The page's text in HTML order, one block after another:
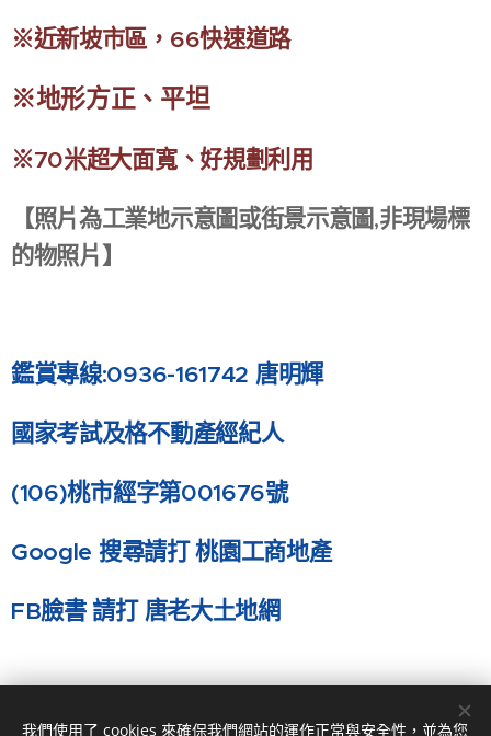
※近新坡市區，66快速道路
※地形方正、平坦
※70米超大面寬、好規劃利用
【照片為工業地示意圖或街景示意圖,非現場標
的物照片】
鑑賞專線:0936-161742 唐明輝
國家考試及格不動產經紀人
(106)桃市經字第001676號
Google 搜尋請打 桃園工商地產
FB臉書 請打 唐老大土地網
我們使用了 cookies 來確保我們網站的運作正常與安全性，並為您